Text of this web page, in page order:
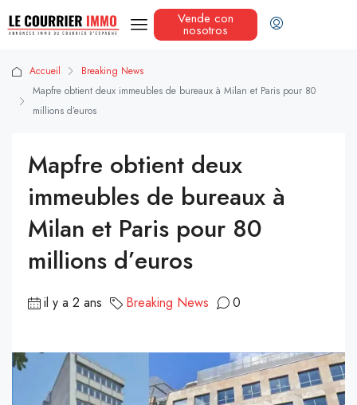
Vende con
nosotros
Accueil
Breaking News
Mapfre obtient deux immeubles de bureaux à Milan et Paris pour 80
millions d’euros
Mapfre obtient deux
immeubles de bureaux à
Milan et Paris pour 80
millions d’euros
il y a 2 ans Breaking News 0